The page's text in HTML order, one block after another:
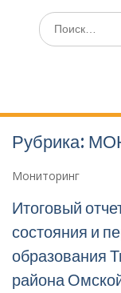
Поиск
по:
Рубрика:
Мониторинг
Итоговый
состояния и
образования
района